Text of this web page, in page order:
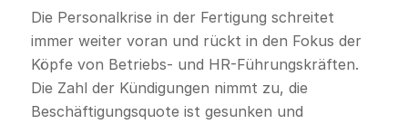
Die Personalkrise in der Fertigung schreitet
immer weiter voran und rückt in den Fokus der
Köpfe von Betriebs- und HR-Führungskräften.
Die Zahl der Kündigungen nimmt zu, die
Beschäftigungsquote ist gesunken und